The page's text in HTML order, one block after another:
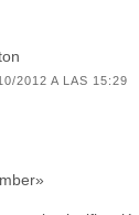
2012 A LAS 15:29